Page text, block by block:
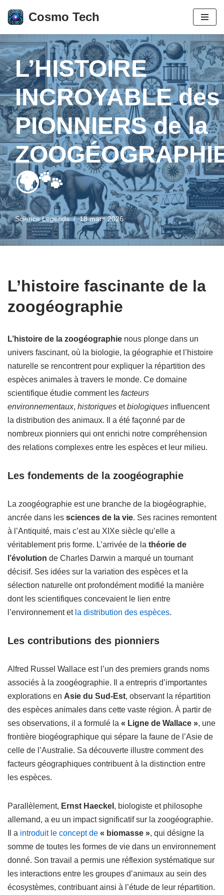
Aller
au
contenu
Cosmo Tech
L’HISTOIRE
INCROYABLE des
PIONNIERS de la
🌍🐾
Science Legends 18 mars 2026
L’histoire fascinante de la
zoogéographie
L’histoire de la zoogéographie nous plonge dans un
univers fascinant, où la biologie, la géographie et l’histoire
naturelle se rencontrent pour expliquer la répartition des
espèces animales à travers le monde. Ce domaine
scientifique étudie comment les facteurs
environnementaux, historiques etbiologiques influencent
la distribution des animaux. Il a été façonné par de
nombreux pionniers qui ont enrichi notre compréhension
des relations complexes entre les espèces et leur milieu.
Les fondements de la zoogéographie
La zoogéographie est une branche de la biogéographie,
ancrée dans les sciences de la vie. Ses racines remontent
à l’Antiquité, mais c’est au XIXe siècle qu’elle a
véritablement pris forme. L’arrivée de la théorie de
l’évolution de Charles Darwin a marqué un tournant
décisif. Ses idées sur la variation des espèces et la
sélection naturelle ont profondément modifié la manière
dont les scientifiques concevaient le lien entre
l’environnement et la distribution des espèces.
Les contributions des pionniers
Alfred Russel Wallace est l’un des premiers grands noms
associés à la zoogéographie. Il a entrepris d’importantes
explorations en Asie du Sud-Est, observant la répartition
des espèces animales dans cette vaste région. À partir de
ses observations, il a formulé la « Ligne de Wallace », une
frontière biogéographique qui sépare la faune de l’Asie de
celle de l’Australie. Sa découverte illustre comment des
facteurs géographiques contribuent à la distinction entre
les espèces.
Parallèlement, Ernst Haeckel , biologiste et philosophe
allemand, a eu un impact significatif sur la zoogéographie.
Il a introduit le concept de « biomasse », qui désigne la
somme de toutes les formes de vie dans un environnement
donné. Son travail a permis une réflexion systématique sur
les interactions entre les groupes d’animaux au sein des
écosystèmes, contribuant ainsi à l’étude de leur répartition.